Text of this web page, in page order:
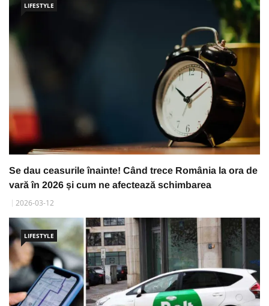
LIFESTYLE
Se dau ceasurile înainte! Când trece România la ora de
vară în 2026 și cum ne afectează schimbarea
2026-03-12
LIFESTYLE